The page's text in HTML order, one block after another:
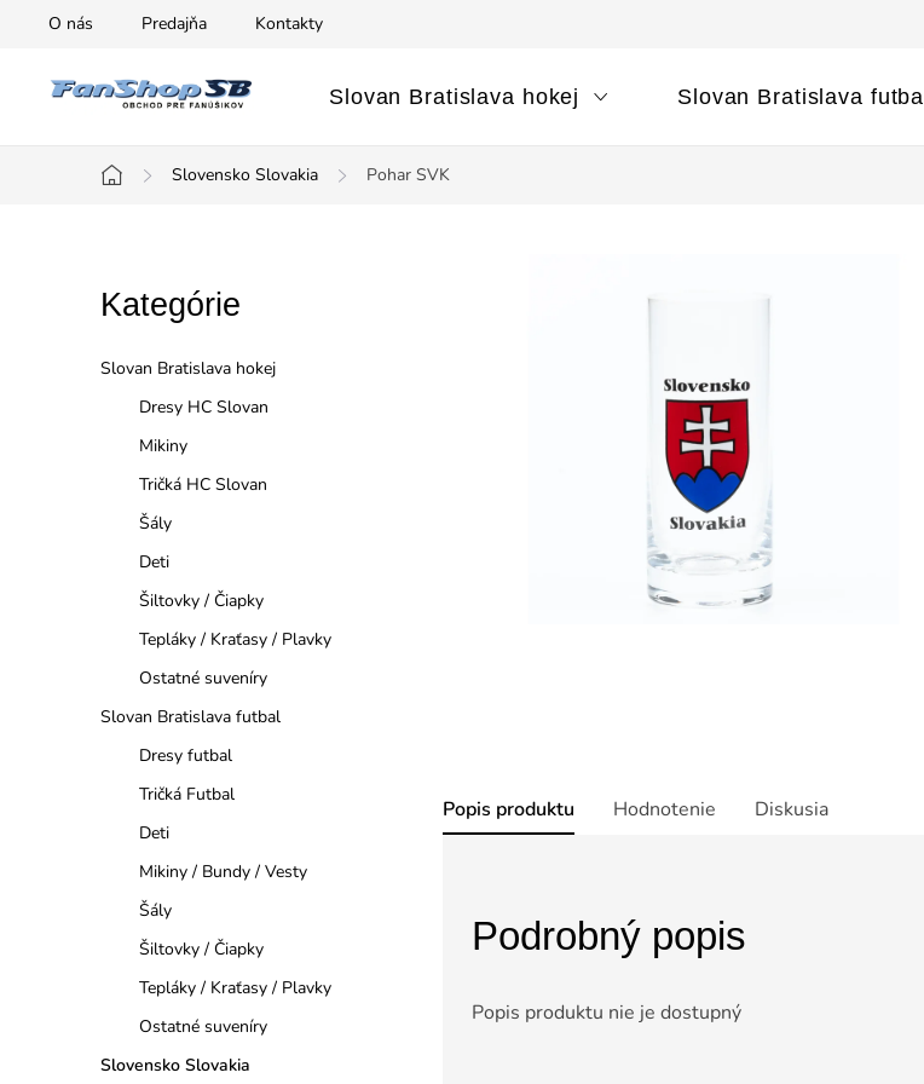
PrejsťO nás Predajňa Kontakty
Slovan Bratislava hokej Slovan Bratislava futbal
Domov
Slovensko Slovakia Pohar SVK
o
č
l
Preskočiť
kategórie
Kategórie
Slovan Bratislava hokej
Dresy HC Slovan
Mikiny
Tričká HC Slovan
Šály
Deti
Šiltovky / Čiapky
Tepláky / Kraťasy / Plavky
Ostatné suveníry
Slovan Bratislava futbal
Dresy futbal
Tričká Futbal
Deti
Mikiny / Bundy / Vesty
Šály
Šiltovky / Čiapky
Tepláky / Kraťasy / Plavky
Ostatné suveníry
Slovensko Slovakia
Popis produktu Hodnotenie Diskusia
Podrobný popis
Popis produktu nie je dostupný